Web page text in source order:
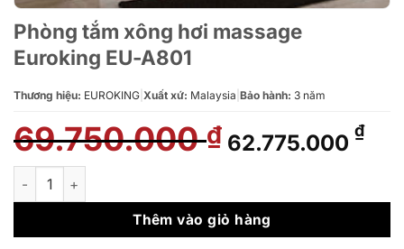
Phòng tắm xông hơi massage
Euroking EU-A801
Thương hiệu: EUROKING Xuất xứ: Malaysia Bảo hành: 3 năm
69.750.000₫ Giá
gốc
69.750.000 ₫.
62.775.000 ₫Giá
là:
Phòng tắm xông hơi massage Euroking EU-A801 số lượng
Thêm vào giỏ hàng